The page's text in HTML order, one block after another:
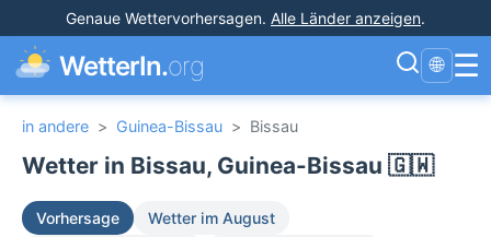
Genaue Wettervorhersagen. Alle Länder anzeigen.
WetterIn.org 🌐 ☰
in andere > Guinea-Bissau > Bissau
Wetter in Bissau, Guinea-Bissau 🇬🇼
Vorhersage
Wetter im August